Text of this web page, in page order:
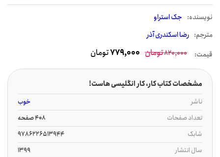
نويسنده: جک استراو
مترجم: رضا اسکندری آذر
قیمت: 820,000تومان 779,000تومان
مشخصات کتاب کار، کار انگلیسی هاست!
ناشر
خوب
تعداد صفحات
408 صفحه
شابک
9786226513944
سال انتشار
1399